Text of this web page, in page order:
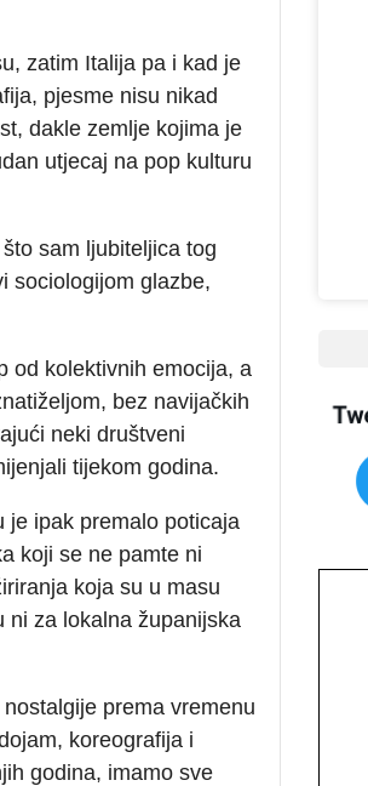
zatim Italija pa i kad je
pjesme nisu nikad
dakle zemlje kojima je
utjecaj na pop kulturu
sam ljubiteljica tog
sociologijom glazbe,
od kolektivnih emocija, a
bez navijačkih
neki društveni
tijekom godina.
je ipak premalo poticaja
koji se ne pamte ni
koja su u masu
ni za lokalna županijska
prema vremenu
koreografija i
godina, imamo sve